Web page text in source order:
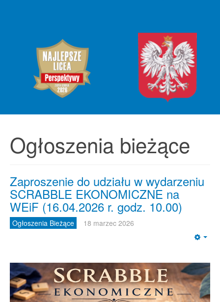
Ogłoszenia bieżące
Zaproszenie do udziału w wydarzeniu
SCRABBLE EKONOMICZNE na
WEiF (16.04.2026 r. godz. 10.00)
Ogłoszenia Bieżące 18 marzec 2026